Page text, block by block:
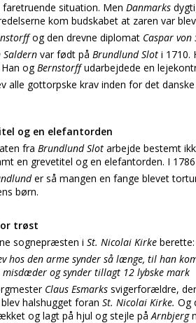
faretruende situation. Men Danmarks
kom budskabet at zaren var
og den drevne diplomat Caspar
Saldern var født på Brundlund Slot i 1710.
Han ogBernstorffudarbejdede en
alle gottorpske krav inden for det
og en elefantorden
fra Brundlund Slot arbejde bestemt
en grevetitel og en elefantorden. I
er så mangen en fange blevet
børn.
trøst
sognepræsten i St. Nicolai Kirke berette:
hos den arme synder så længe, til han
misdæder og synder tillagt 12 lybske mark
Claus Esmarks svigerforældre,
halshugget foran St. Nicolai Kirke. Og
og lagt på hjul og stejle påArnbjerg